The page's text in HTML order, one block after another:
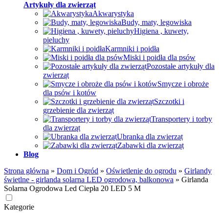
Artykuły dla zwierząt
Akwarystyka
Budy, maty, legowiska
Higiena , kuwety,
pieluchy
Karmniki i poidła
Miski i poidła dla psów
Pozostałe artykuły dla
zwierząt
Smycze i obroże
dla psów i kotów
Szczotki i
grzebienie dla zwierząt
Transportery i torby
dla zwierząt
Ubranka dla zwierząt
Zabawki dla zwierząt
Blog
Strona główna » Dom i Ogród » Oświetlenie do ogrodu » Girlandy
świetlne - girlanda solarna LED ogrodowa, balkonowa » Girlanda
Solarna Ogrodowa Led Ciepła 20 LED 5 M
Kategorie